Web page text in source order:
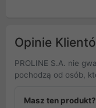
Opinie
PROLINE S.A. nie
pochodzą od osób,
Masz ten produkt?